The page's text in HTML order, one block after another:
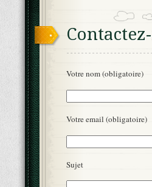
Votre nom (obligatoire)
Votre email (obligatoire)
Sujet